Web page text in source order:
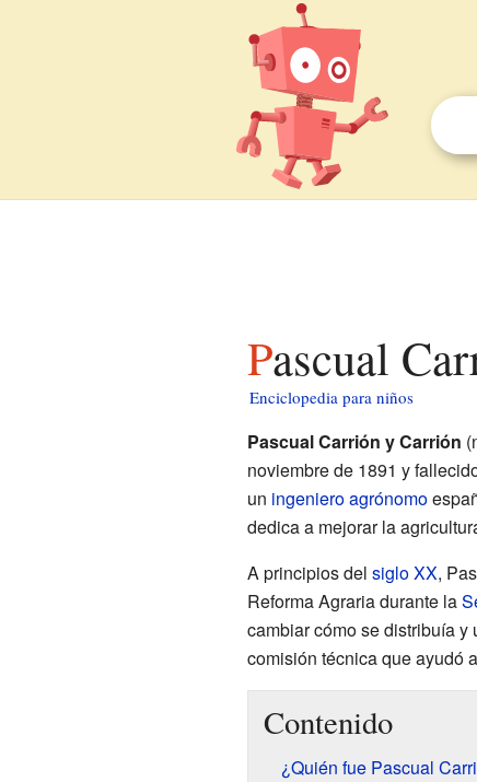
Pascual
Enciclopedia para niños
Pascual Carrión y Carrión
noviembre de 1891 y
un ingeniero agrónomo
dedica a mejorar la
A principios del siglo XX,
Reforma Agraria durante la
cambiar cómo se distribuía y
comisión técnica que ayudó
Contenido
¿Quién fue Pascual